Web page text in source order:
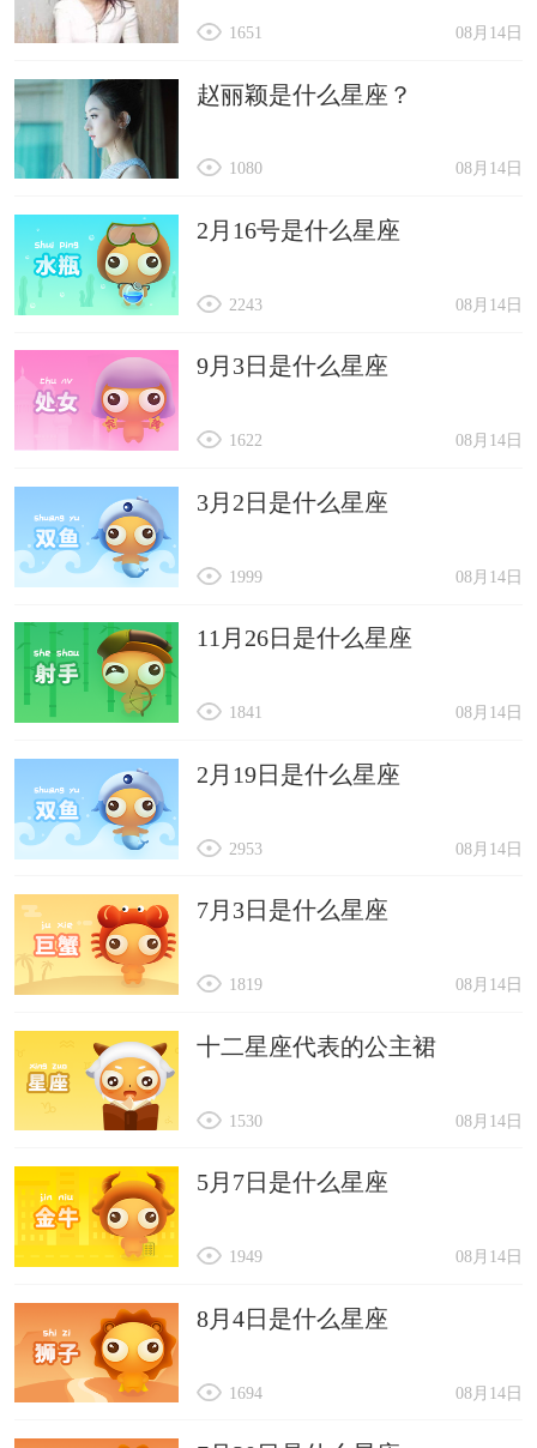
08月14日
1651
赵丽颖是什么星座？
08月14日
1080
2月16号是什么星座
08月14日
2243
9月3日是什么星座
08月14日
1622
3月2日是什么星座
08月14日
1999
11月26日是什么星座
08月14日
1841
2月19日是什么星座
08月14日
2953
7月3日是什么星座
08月14日
1819
十二星座代表的公主裙
08月14日
1530
5月7日是什么星座
08月14日
1949
8月4日是什么星座
08月14日
1694